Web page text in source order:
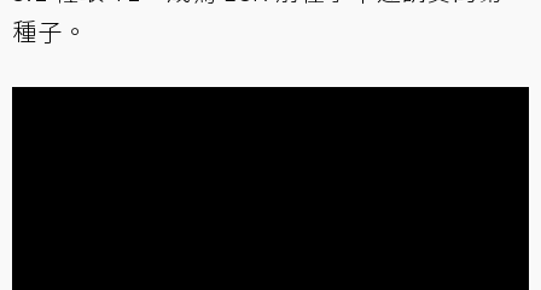
種子。